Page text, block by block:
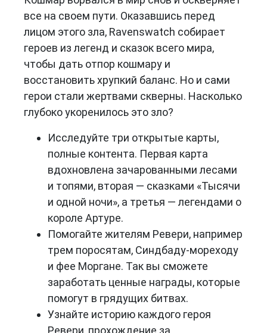
все на своем пути. Оказавшись перед
лицом этого зла, Ravenswatch собирает
героев из легенд и сказок всего мира,
чтобы дать отпор кошмару и
восстановить хрупкий баланс. Но и сами
герои стали жертвами скверны. Насколько
глубоко укоренилось это зло?
Исследуйте три открытые карты,
полные контента. Первая карта
вдохновлена зачарованными лесами
и топями, вторая — сказками «Тысячи
и одной ночи», а третья — легендами о
короле Артуре.
Помогайте жителям Ревери, например
трем поросятам, Синдбаду-мореходу
и фее Моргане. Так вы сможете
заработать ценные награды, которые
помогут в грядущих битвах.
Узнайте историю каждого героя
Ревери, прохождение за